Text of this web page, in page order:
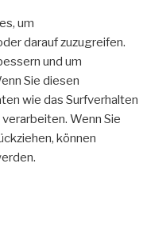
um
darauf zuzugreifen.
und um
Sie diesen
wie das Surfverhalten
Wenn Sie
können